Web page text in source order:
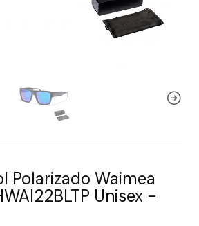
Polarizado Waimea
Unisex -